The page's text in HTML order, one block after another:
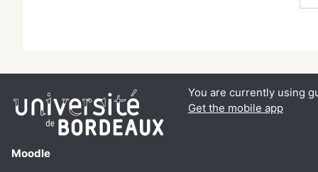
Moodle
You are currently using
Get the mobile app